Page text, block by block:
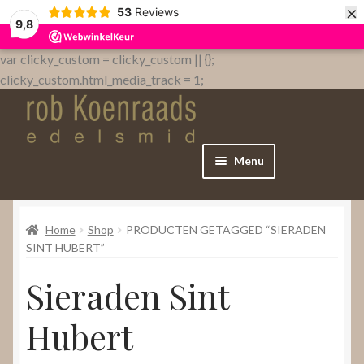
9,8
53 Reviews ×
var clicky_custom = clicky_custom || {};
clicky_custom.html_media_track = 1;
Menu
Home
WebShop
Over
Contact
Home Shop
PRODUCTEN GETAGGED “SIERADEN
SINT HUBERT”
Sieraden Sint
Hubert